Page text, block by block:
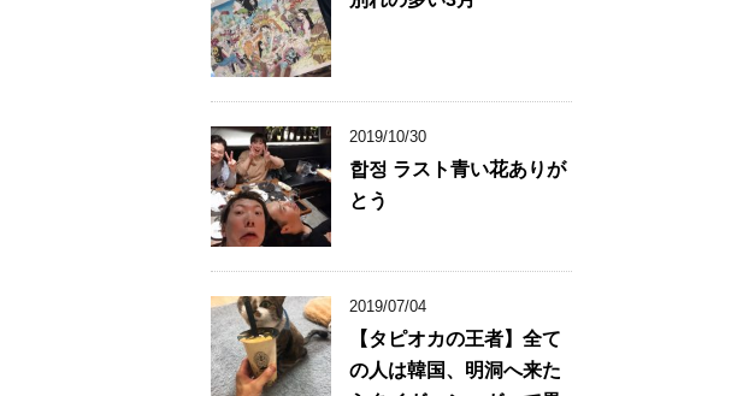
2019/10/30
합정 ラスト青い花ありが
とう
2019/07/04
【タピオカの王者】全て
の人は韓国、明洞へ来た